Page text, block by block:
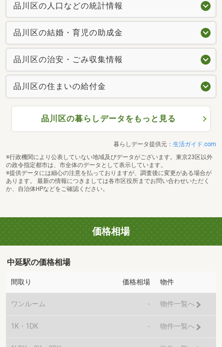
品川区の人口などの統計情報
品川区の結婚・育児の助成金
品川区の治安・ごみ収集情報
品川区の住まいの給付金
品川区の暮らしデータをもっと見る
暮らしデータ提供元： 生活ガイド.com
※行政機関により公表していない地域及びデータがございます。東京23区以外
の政令指定都市は、市全体のデータとして表示しています。
※提供データには細心の注意を払っておりますが、調査後に変更がある場合が
あります。 最新の情報につきましては各市区役所までお問い合わせいただく
か、自治体HPなどをご確認ください。
価格相場
中延駅の価格相場
間取り 価格相場 物件
ワンルーム - 物件一覧へ
1K・1DK - 物件一覧へ